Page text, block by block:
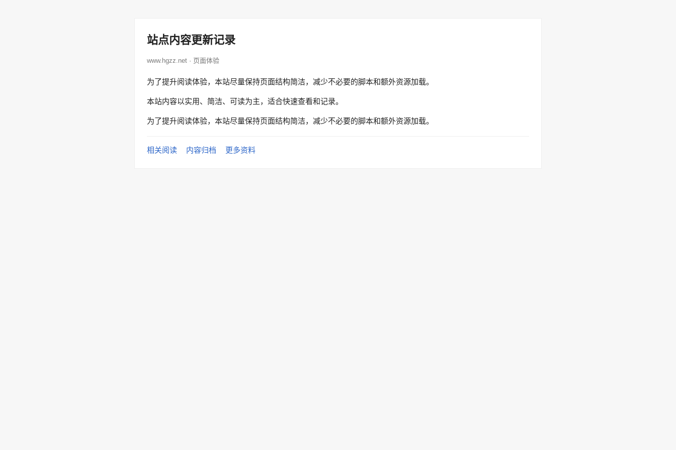
站点内容更新记录
www.hgzz.net · 页面体验
为了提升阅读体验，本站尽量保持页面结构简洁，减少不必要的脚本和额外资源加载。
本站内容以实用、简洁、可读为主，适合快速查看和记录。
为了提升阅读体验，本站尽量保持页面结构简洁，减少不必要的脚本和额外资源加载。
相关阅读 内容归档 更多资料